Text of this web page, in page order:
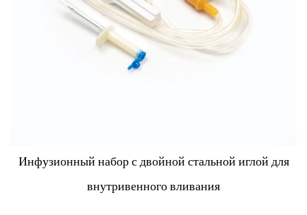
иглой для Инфузор с прецизионным